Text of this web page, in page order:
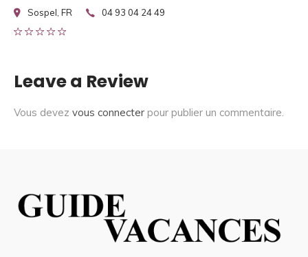
Sospel, FR 04 93 04 24 49
Leave a Review
Vous devez vous connecter pour publier un commentaire.